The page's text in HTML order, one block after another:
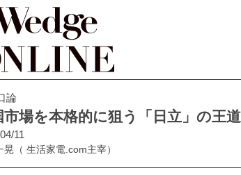
論
市場を本格的に狙う「日立」の王
11
晃 （ 生活家電.com主宰）